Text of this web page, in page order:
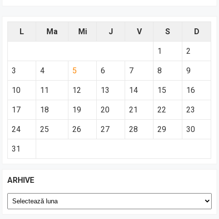
L Ma Mi J V S D
1 2
3 4 5 6 7 8 9
10 11 12 13 14 15 16
17 18 19 20 21 22 23
24 25 26 27 28 29 30
31
ARHIVE
Arhive